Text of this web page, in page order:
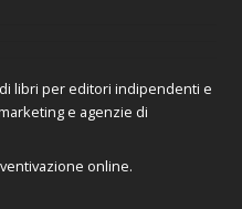
libri per editori indipendenti e
e agenzie di
online.